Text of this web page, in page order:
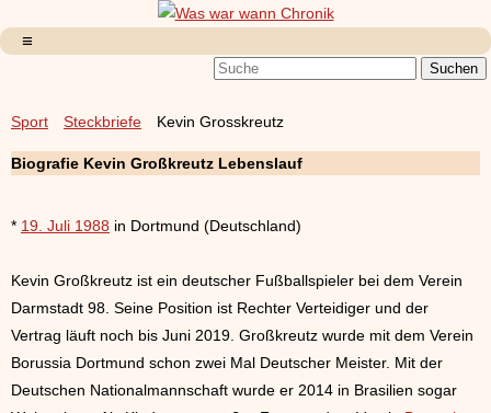
Sport Steckbriefe Kevin Grosskreutz
Biografie Kevin Großkreutz Lebenslauf
* 19. Juli 1988 in Dortmund (Deutschland)
Kevin Großkreutz ist ein deutscher Fußballspieler bei dem Verein
Darmstadt 98. Seine Position ist Rechter Verteidiger und der
Vertrag läuft noch bis Juni 2019. Großkreutz wurde mit dem Verein
Borussia Dortmund schon zwei Mal Deutscher Meister. Mit der
Deutschen Nationalmannschaft wurde er 2014 in Brasilien sogar